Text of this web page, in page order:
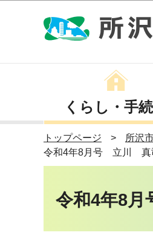
くらし・手
トップページ 所沢
令和4年8月号 立川 真
令和4年8